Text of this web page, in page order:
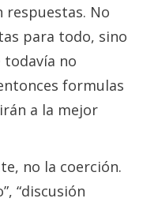
respuestas. No
para todo, sino
todavía no
formulas
a la mejor
no la coerción.
“discusión